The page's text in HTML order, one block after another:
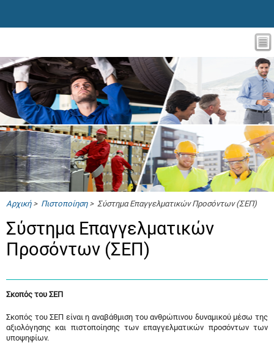
Αρχική> Πιστοποίηση> Σύστημα Επαγγελματικών Προσόντων (ΣΕΠ)
Σύστημα Επαγγελματικών
Προσόντων (ΣΕΠ)
Σκοπός του ΣΕΠ
Σκοπός του ΣΕΠ είναι η αναβάθμιση του ανθρώπινου δυναμικού μέσω της
αξιολόγησης και πιστοποίησης των επαγγελματικών προσόντων των
υποψηφίων.